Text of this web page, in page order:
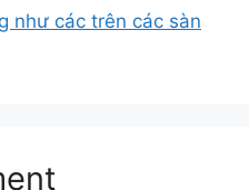
như các trên các sàn